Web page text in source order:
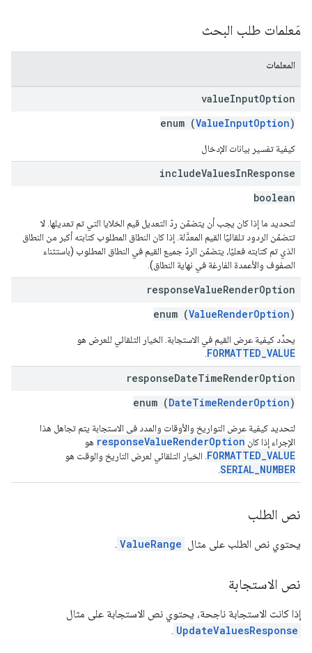
مَعلمات طلب البحث
المعلمات
valueInputOption
enum (ValueInputOption)
كيفية تفسير بيانات الإدخال
includeValuesInResponse
boolean
لتحديد ما إذا كان يجب أن يتضمّن ردّ التعديل قيم الخلايا التي تم تعديلها. لا
تتضمّن الردود تلقائيًا القيم المعدَّلة. إذا كان النطاق المطلوب كتابته أكبر من النطاق
الذي تم كتابته فعليًا، يتضمّن الردّ جميع القيم في النطاق المطلوب (باستثناء
الصفوف والأعمدة الفارغة في نهاية النطاق).
responseValueRenderOption
enum (ValueRenderOption)
يحدِّد كيفية عرض القيم في الاستجابة. الخيار التلقائي للعرض هو
FORMATTED_VALUE
responseDateTimeRenderOption
enum (DateTimeRenderOption)
لتحديد كيفية عرض التواريخ والأوقات والمدد في الاستجابة يتم تجاهل هذا
الإجراء إذا كان responseValueRenderOption هو
FORMATTED_VALUE . الخيار التلقائي لعرض التاريخ والوقت هو
SERIAL_NUMBER
نص الطلب
يحتوي نص الطلب على مثال ValueRange
.
نص الاستجابة
إذا كانت الاستجابة ناجحة، يحتوي نص الاستجابة على مثال
UpdateValuesResponse
.